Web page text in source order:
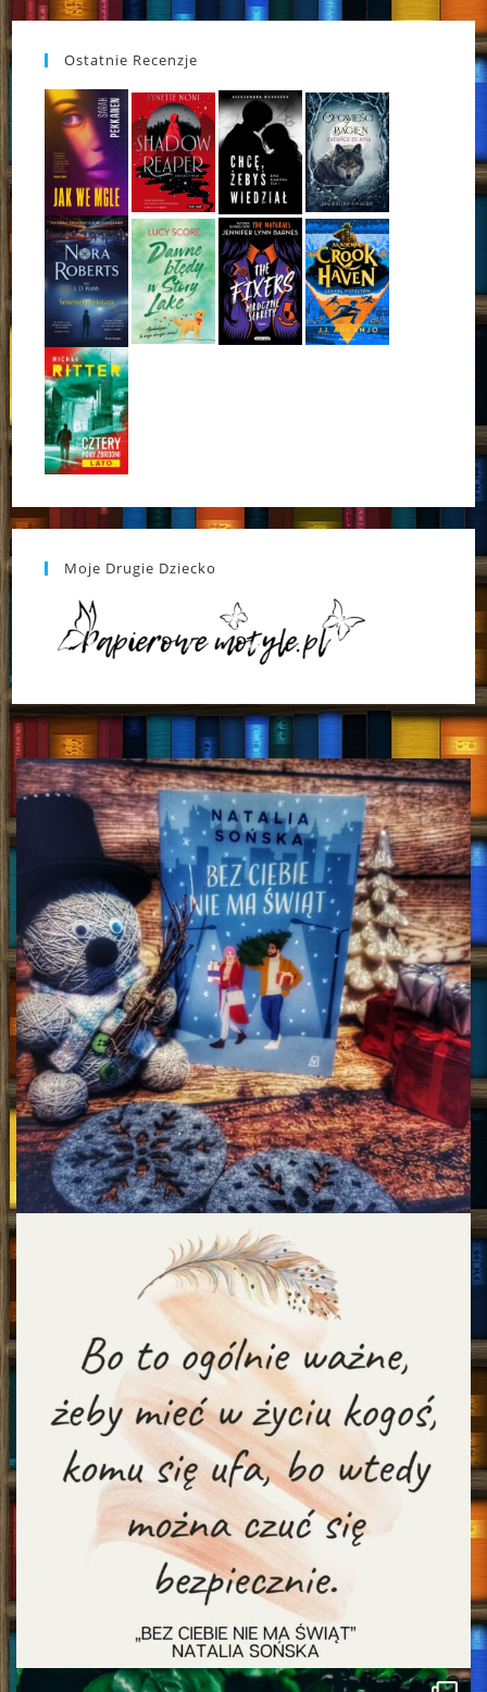
Ostatnie Recenzje
Moje Drugie Dziecko